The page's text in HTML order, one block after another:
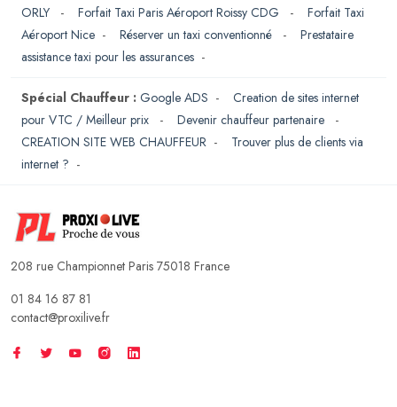
ORLY
- Forfait Taxi Paris Aéroport Roissy CDG - Forfait Taxi
Aéroport Nice - Réserver un taxi conventionné - Prestataire
assistance taxi pour les assurances -
Spécial Chauffeur : Google ADS - Creation de sites internet
pour VTC / Meilleur prix
- Devenir chauffeur partenaire
-
CREATION SITE WEB CHAUFFEUR - Trouver plus de clients via
internet ? -
208 rue Championnet Paris 75018 France
01 84 16 87 81
contact@proxilive.fr